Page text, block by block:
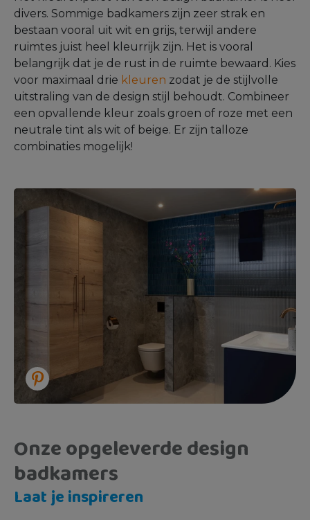
divers. Sommige badkamers zijn zeer strak en
bestaan vooral uit wit en grijs, terwijl andere
ruimtes juist heel kleurrijk zijn. Het is vooral
belangrijk dat je de rust in de ruimte bewaard. Kies
voor maximaal drie kleuren zodat je de stijlvolle
uitstraling van de design stijl behoudt. Combineer
een opvallende kleur zoals groen of roze met een
neutrale tint als wit of beige. Er zijn talloze
combinaties mogelijk!
Onze opgeleverde design
badkamers
Laat je inspireren